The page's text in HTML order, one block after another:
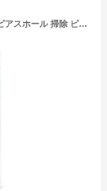
Vogem ピアスホール洗浄綿 300本 ピアス 消毒 ピアスホール 掃除 ピアスフロス 耳垢 ニオイ ケア ピアス穴のお掃除 フロス ピアス穴 掃除 耳穴掃除 ボディピアス